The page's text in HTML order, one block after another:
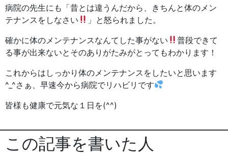
病院の先生にも「昔とは違うんだから、きちんと体のメン
テナンスをしなさい
」と怒られました。
確かに体のメンテナンスなんてした事がない
普段できて
る事が出来ないとそのありがたみがとってもわかります！
これからはしっかり体のメンテナンスをしたいと思います
^_^さぁ、早速今から病院でリハビリです
皆様も健康で元気な１日を(^^)
この記事を書いた人